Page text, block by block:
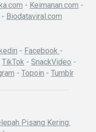
- Keimanan.com -
- Biodataviral.com
- Facebook -
TikTok - SnackVideo -
- Topoin - Tumblr
Pisang Kering: